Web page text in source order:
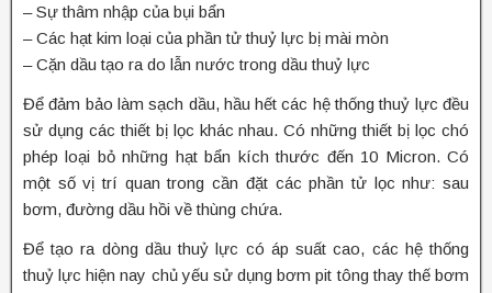
– Sự thâm nhập của bụi bẩn
– Các hạt kim loại của phần tử thuỷ lực bị mài mòn
– Cặn dầu tạo ra do lẫn nước trong dầu thuỷ lực
Để đảm bảo làm sạch dầu, hầu hết các hệ thống thuỷ lực đều
sử dụng các thiết bị lọc khác nhau. Có những thiết bị lọc chó
phép loại bỏ những hạt bẩn kích thước đến 10 Micron. Có
một số vị trí quan trong cần đặt các phần tử lọc như: sau
bơm, đường dầu hồi về thùng chứa.
Để tạo ra dòng dầu thuỷ lực có áp suất cao, các hệ thống
thuỷ lực hiện nay chủ yếu sử dụng bơm pit tông thay thế bơm